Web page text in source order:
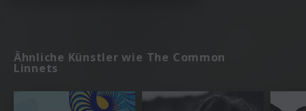
Ähnliche Künstler wie The Common
Linnets